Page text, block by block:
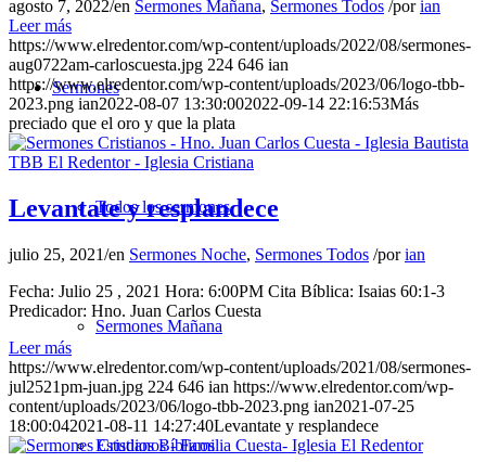
Sermones
Todos los sermones
Sermones Mañana
Estudios Bíblicos
agosto 7, 2022/en Sermones Mañana, Sermones Todos /porian
Leer más
https://www.elredentor.com/wp-content/uploads/2022/08/sermones-
aug0722am-carloscuesta.jpg 224 646 ian
https://www.elredentor.com/wp-content/uploads/2023/06/logo-tbb-
2023.png ian2022-08-07 13:30:002022-09-14 22:16:53Más
preciado que el oro y que la plata
Levantate y resplandece
julio 25, 2021/en Sermones Noche, Sermones Todos /porian
Fecha: Julio 25 , 2021 Hora: 6:00PM Cita Bíblica: Isaias 60:1-3
Predicador: Hno. Juan Carlos Cuesta
Leer más
https://www.elredentor.com/wp-content/uploads/2021/08/sermones-
jul2521pm-juan.jpg 224 646 ian https://www.elredentor.com/wp-
content/uploads/2023/06/logo-tbb-2023.png ian2021-07-25
18:00:042021-08-11 14:27:40Levantate y resplandece